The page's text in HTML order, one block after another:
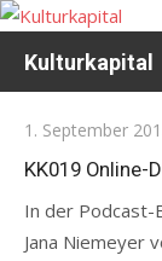
Skip
content
Kulturkapital
Posted
on
1. September
KK019 Online-
In der Podcast-
Jana Niemeyer